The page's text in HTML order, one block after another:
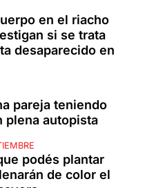
en el riacho
si se trata
desaparecido en
pareja teniendo
plena autopista
podés plantar
de color el